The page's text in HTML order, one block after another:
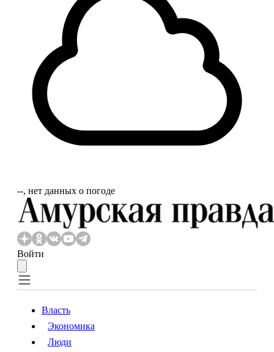
‐‐, нет данных о погоде
Войти
Власть
Власть
Экономика
Люди